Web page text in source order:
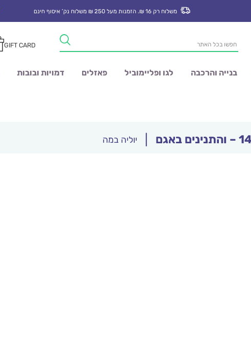
משלוח רק 16 ₪. הזמנות מעל 250 ₪ משלוח נק’ איסוף חינם
Products
search
GIFT CARD
בנייה והרכבה לגו ופליימוביל פאזלים דמויות ובובות
יוליה במה